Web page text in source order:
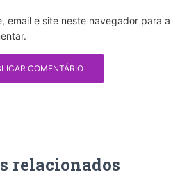
email e site neste navegador para a
relacionados